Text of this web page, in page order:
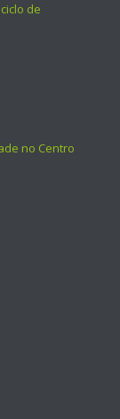
de
no Centro